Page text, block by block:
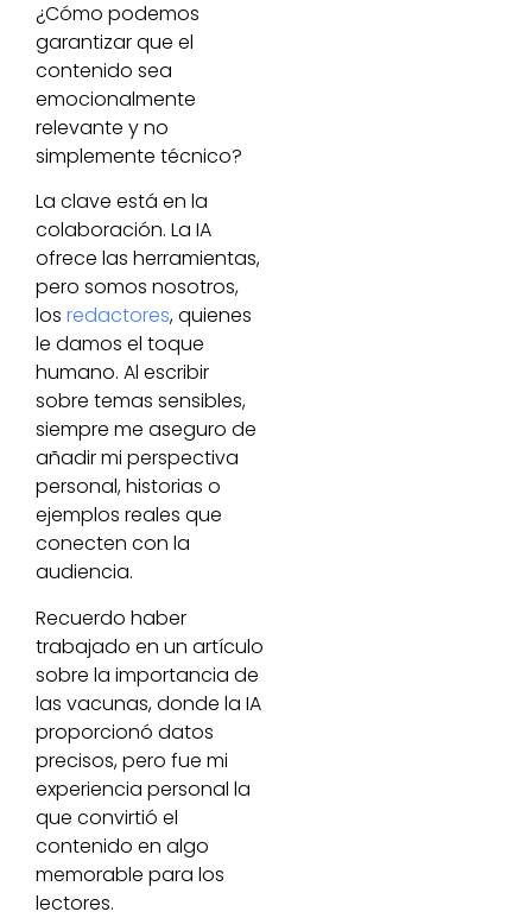
¿Cómo podemos
garantizar que el
contenido sea
emocionalmente
relevante y no
simplemente técnico?
La clave está en la
colaboración. La IA
ofrece las herramientas,
pero somos nosotros,
los redactores, quienes
le damos el toque
humano. Al escribir
sobre temas sensibles,
siempre me aseguro de
añadir mi perspectiva
personal, historias o
ejemplos reales que
conecten con la
audiencia.
Recuerdo haber
trabajado en un artículo
sobre la importancia de
las vacunas, donde la IA
proporcionó datos
precisos, pero fue mi
experiencia personal la
que convirtió el
contenido en algo
memorable para los
lectores.